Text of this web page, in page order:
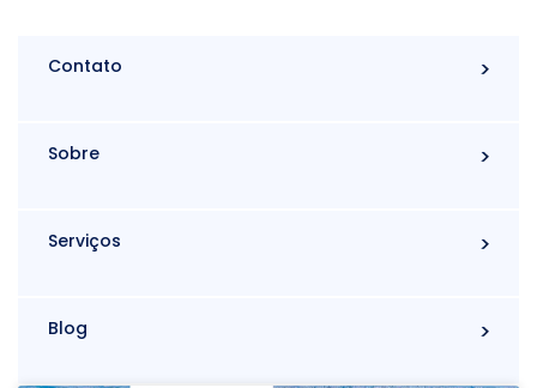
Contato
Sobre
Serviços
Blog